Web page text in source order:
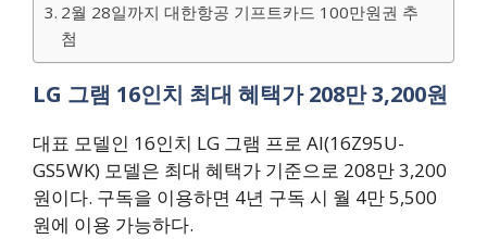
2월 28일까지 대한항공 기프트카드 100만원권 추
첨
LG 그램 16인치 최대 혜택가 208만 3,200원
대표 모델인 16인치 LG 그램 프로 AI(16Z95U-
GS5WK) 모델은 최대 혜택가 기준으로 208만 3,200
원이다. 구독을 이용하면 4년 구독 시 월 4만 5,500
원에 이용 가능하다.